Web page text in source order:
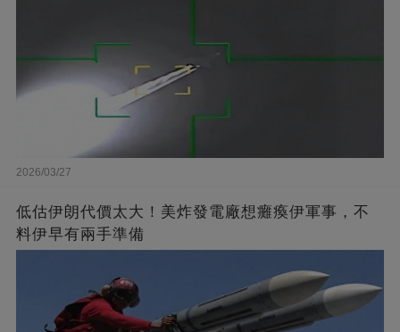
2026/03/27
低估伊朗代價太大！美炸發電廠想癱瘓伊軍事，不
料伊早有兩手準備